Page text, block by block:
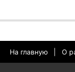
На главную О